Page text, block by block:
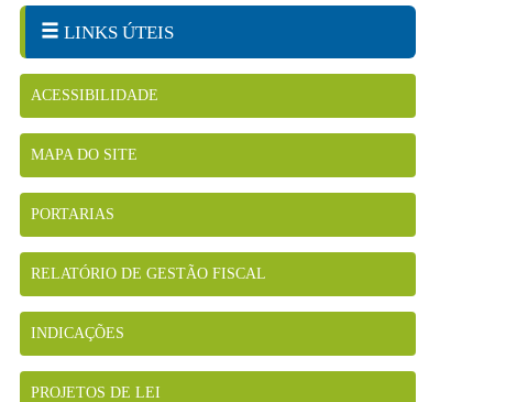
LINKS ÚTEIS
ACESSIBILIDADE
MAPA DO SITE
PORTARIAS
RELATÓRIO DE GESTÃO FISCAL
INDICAÇÕES
PROJETOS DE LEI